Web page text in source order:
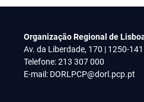
Organização Regional de
Av. da Liberdade, 170 | 1250-
Telefone: 213 307 000
E-mail: DORLPCP@dorl.pcp.pt